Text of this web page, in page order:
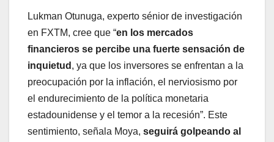
Lukman Otunuga, experto sénior de investigación
en FXTM, cree que “en los mercados
financieros se percibe una fuerte sensación de
inquietud , ya que los inversores se enfrentan a la
preocupación por la inflación, el nerviosismo por
el endurecimiento de la política monetaria
estadounidense y el temor a la recesión”. Este
sentimiento, señala Moya, seguirá golpeando al